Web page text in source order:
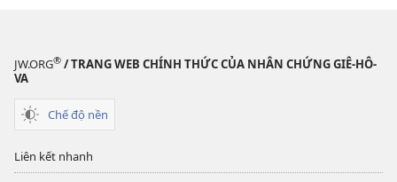
JW.ORG® / TRANG WEB CHÍNH THỨC CỦA NHÂN CHỨNG GIÊ-HÔ-
VA
Chế độ nền
Liên kết nhanh